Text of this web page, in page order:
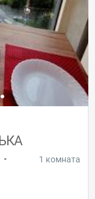
• 1 комната